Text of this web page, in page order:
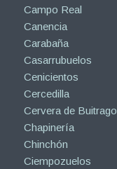
Campo Real
Canencia
Carabaña
Casarrubuelos
Cenicientos
Cercedilla
Cervera de Buitrago
Chapinería
Chinchón
Ciempozuelos